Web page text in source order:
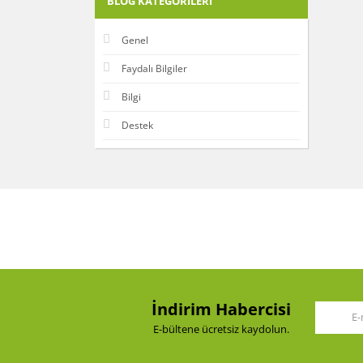
Genel
Faydalı Bilgiler
Bilgi
Destek
İndirim Habercisi
E-bültene ücretsiz kaydolun.